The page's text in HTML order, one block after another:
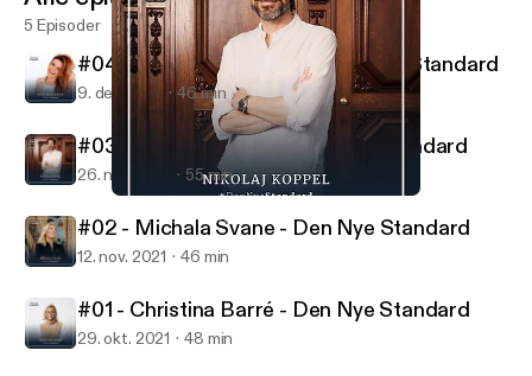
Den Nye Standard
5 Episoder
#04 - Ditte Julie Jensen - Den Nye Standard
9. des. 2021 46 min
#03 - Nikolaj Koppel - Den Nye Standard
26. nov. 2021 55 min
#02 - Michala Svane - Den Nye Standard
12. nov. 2021 46 min
#01 - Christina Barré - Den Nye Standard
29. okt. 2021 48 min